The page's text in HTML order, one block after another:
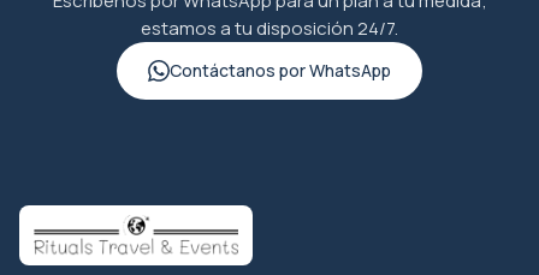
estamos a tu disposición 24/7.
Contáctanos por WhatsApp